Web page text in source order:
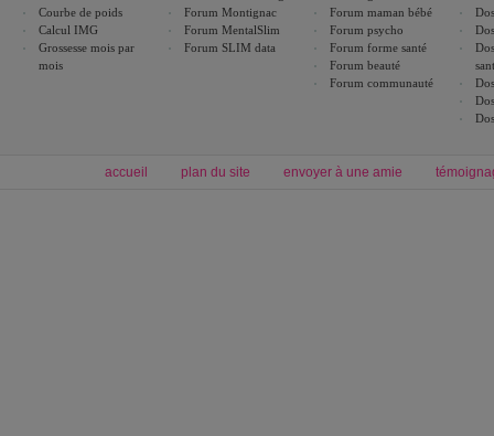
Courbe de poids
Calcul IMG
Grossesse mois par
mois
Forum Montignac
Forum MentalSlim
Forum SLIM data
Forum maman bébé
Forum psycho
Forum forme santé
Forum beauté
Forum communauté
accueil plan du site envoyer à une amie